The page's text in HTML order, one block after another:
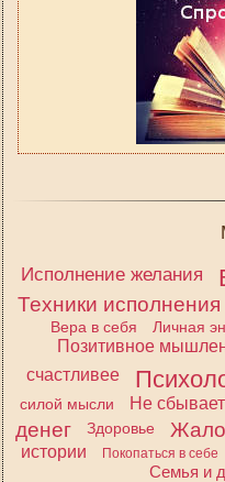
Исполнение желания
Техники
Вера в себя Личная
Позитивное
счастливее
силой мысли
Не
денег
Здоровье
истории
Покопаться в себе
Семья и